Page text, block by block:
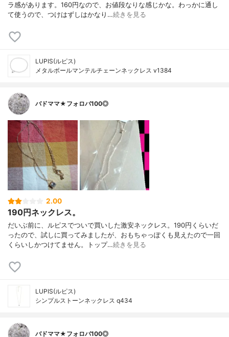
ラ感があります。160円なので、お値段なりな感じかな。わっかに通し
て使うので、つけはずしはかなり…続きを見る
LUPIS(ルピス)
メタルボールマンテルチェーンネックレス v1384
バドママ★フォロバ100◎
2.00
190円ネックレス。
だいぶ前に、ルピスでついで買いした激安ネックレス。190円くらいだ
ったので、試しに買ってみましたが、おもちゃっぽくも見えたので一回
くらいしかつけてません。トップ…続きを見る
LUPIS(ルピス)
シンプルストーンネックレス q434
バドママ★フォロバ100◎